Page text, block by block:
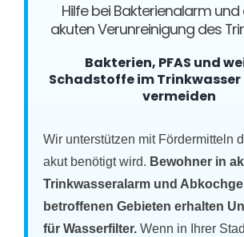
Hilfe bei Bakterienalarm
akuten Verunreinigung des
Bakterien, PFAS und
Schadstoffe im
vermeiden
Wir unterstützen mit Fördermitteln
akut benötigt wird. Bewohner in
Trinkwasseralarm und
betroffenen Gebieten erhalten
für Wasserfilter.Wenn in Ihrer